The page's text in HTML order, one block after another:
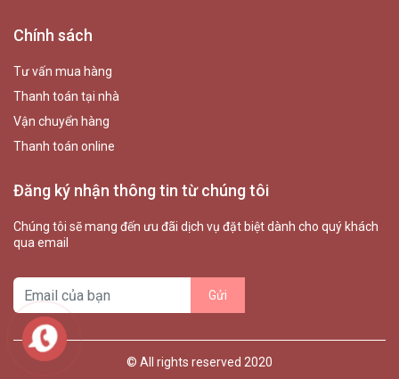
Chính sách
Tư vấn mua hàng
Thanh toán tại nhà
Vận chuyển hàng
Thanh toán online
Đăng ký nhận thông tin từ chúng tôi
Chúng tôi sẽ mang đến ưu đãi dịch vụ đặt biệt dành cho quý khách
qua email
© All rights reserved 2020